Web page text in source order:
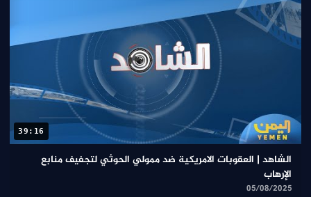
39:16
الشاهد | العقوبات الامريكية ضد ممولي الحوثي لتجفيف منابع
الإرهاب
05/08/2025